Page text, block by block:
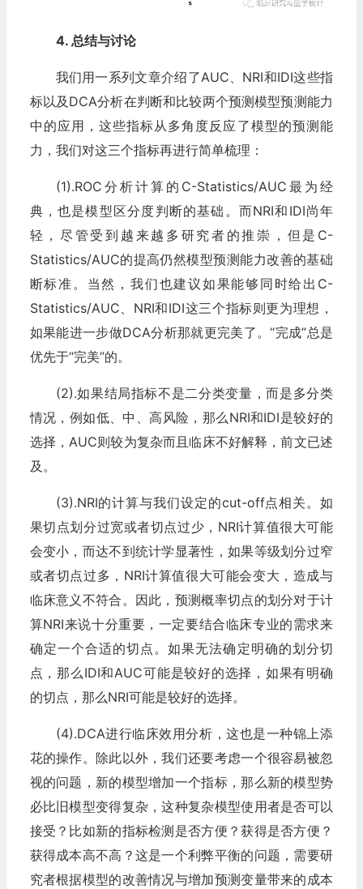
4. 总结与讨论
我们用一系列文章介绍了AUC、NRI和IDI这些指
标以及DCA分析在判断和比较两个预测模型预测能力
中的应用，这些指标从多角度反应了模型的预测能
力，我们对这三个指标再进行简单梳理：
(1).ROC分析计算的C-Statistics/AUC最为经
典，也是模型区分度判断的基础。而NRI和IDI尚年
轻，尽管受到越来越多研究者的推崇，但是C-
Statistics/AUC的提高仍然模型预测能力改善的基础
断标准。当然，我们也建议如果能够同时给出C-
Statistics/AUC、NRI和IDI这三个指标则更为理想，
如果能进一步做DCA分析那就更完美了。“完成”总是
优先于“完美”的。
(2).如果结局指标不是二分类变量，而是多分类
情况，例如低、中、高风险，那么NRI和IDI是较好的
选择，AUC则较为复杂而且临床不好解释，前文已述
及。
(3).NRI的计算与我们设定的cut-off点相关。如
果切点划分过宽或者切点过少，NRI计算值很大可能
会变小，而达不到统计学显著性，如果等级划分过窄
或者切点过多，NRI计算值很大可能会变大，造成与
临床意义不符合。因此，预测概率切点的划分对于计
算NRI来说十分重要，一定要结合临床专业的需求来
确定一个合适的切点。如果无法确定明确的划分切
点，那么IDI和AUC可能是较好的选择，如果有明确
的切点，那么NRI可能是较好的选择。
(4).DCA进行临床效用分析，这也是一种锦上添
花的操作。除此以外，我们还要考虑一个很容易被忽
视的问题，新的模型增加一个指标，那么新的模型势
必比旧模型变得复杂，这种复杂模型使用者是否可以
接受？比如新的指标检测是否方便？获得是否方便？
获得成本高不高？这是一个利弊平衡的问题，需要研
究者根据模型的改善情况与增加预测变量带来的成本